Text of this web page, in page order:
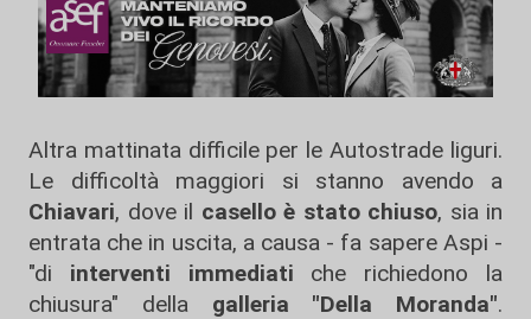
Altra mattinata difficile per le Autostrade liguri.
Le difficoltà maggiori si stanno avendo a
Chiavari, dove il casello è stato chiuso, sia in
entrata che in uscita, a causa - fa sapere Aspi -
"di interventi immediati che richiedono la
chiusura" della galleria "Della Moranda".